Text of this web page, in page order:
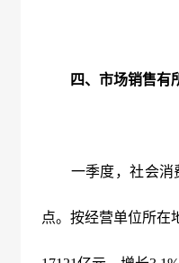
四、市场销售有所
一季度，社会消
点。按经营单位所在